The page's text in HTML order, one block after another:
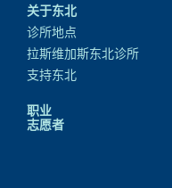
关于东北
诊所地点
拉斯维加斯东北诊所
支持东北
职业
志愿者